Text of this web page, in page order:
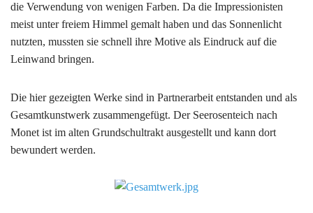
die Verwendung von wenigen Farben. Da die Impressionisten
meist unter freiem Himmel gemalt haben und das Sonnenlicht
nutzten, mussten sie schnell ihre Motive als Eindruck auf die
Leinwand bringen.
Die hier gezeigten Werke sind in Partnerarbeit entstanden und als
Gesamtkunstwerk zusammengefügt. Der Seerosenteich nach
Monet ist im alten Grundschultrakt ausgestellt und kann dort
bewundert werden.